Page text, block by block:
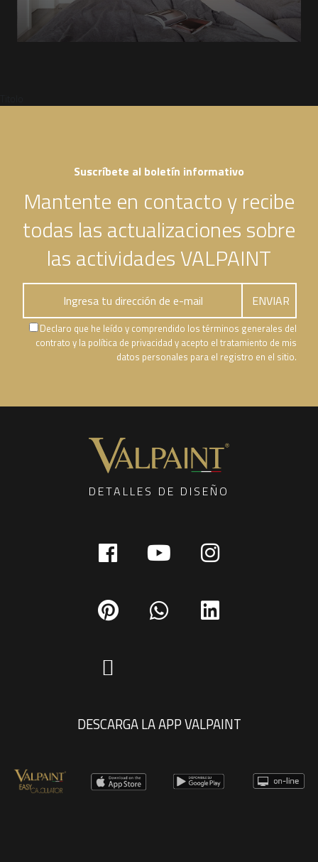
Suscríbete al boletín informativo
Mantente en contacto y recibe
todas las actualizaciones sobre
las actividades VALPAINT
Declaro que he leído y comprendido los términos generales del
contrato y la política de privacidad y acepto el tratamiento de mis
datos personales para el registro en el sitio.
DETALLES DE DISEÑO
DESCARGA LA APP VALPAINT